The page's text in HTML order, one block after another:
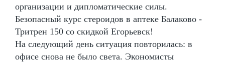
организации и дипломатические силы.
Безопасный курс стероидов в аптеке Балаково -
Тритрен 150 со скидкой Егорьевск!
На следующий день ситуация повторилась: в
офисе снова не было света. Экономисты